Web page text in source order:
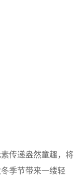
传递盎然童趣，将
季节带来一缕轻